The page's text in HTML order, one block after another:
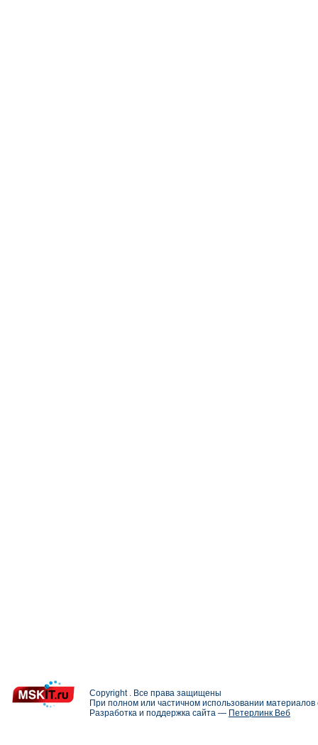
Copyright . Все права защищены
При полном или частичном использовании
Разработка и поддержка сайта — Петерлинк Веб